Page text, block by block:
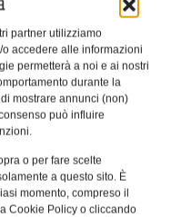
partner utilizziamo
accedere alle informazioni
permetterà a noi e ai nostri
durante la
mostrare annunci (non)
può influire
o per fare scelte
a questo sito. È
momento, compreso il
Cookie Policy o cliccando
DI PROGETTAZIONE